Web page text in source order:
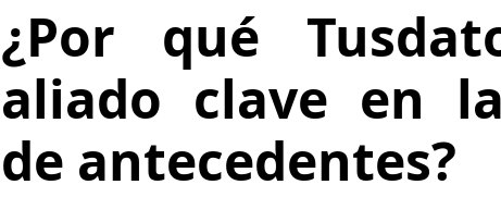
¿Por qué
aliado clave en
de antecedentes?